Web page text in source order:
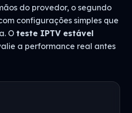
do provedor, o segundo
configurações simples que
O teste IPTV estável
a performance real antes